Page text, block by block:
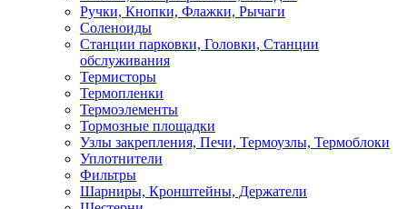
Ручки, Кнопки, Флажки, Рычаги
Соленоиды
Станции парковки, Головки, Станции
обслуживания
Термисторы
Термопленки
Термоэлементы
Тормозные площадки
Узлы закрепления, Печи, Термоузлы, Термоблоки
Уплотнители
Фильтры
Шарниры, Кронштейны, Держатели